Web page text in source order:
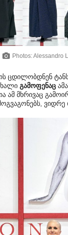
Photos: Alessandro
ცდილობდნენ
გამოფენაც
ამ მხრივაც
ვიდრე